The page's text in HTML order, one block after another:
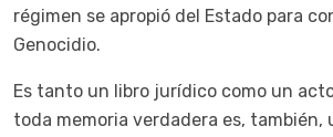
régimen se apropió del Estado para
Genocidio.
Es tanto un libro jurídico como un
toda memoria verdadera es, también,